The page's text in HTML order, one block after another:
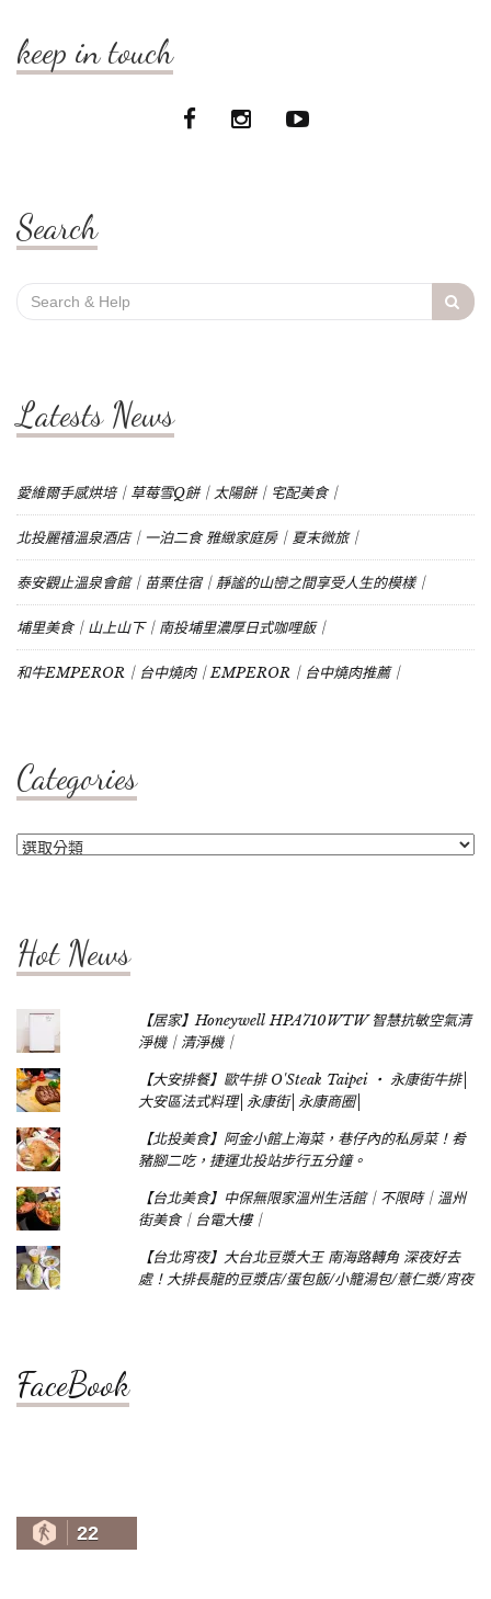
keep in touch
Search
Search
for:
Latests News
愛維爾手感烘培｜草莓雪Q餅｜太陽餅｜宅配美食｜
北投麗禧溫泉酒店｜一泊二食 雅緻家庭房｜夏末微旅｜
泰安觀止溫泉會館｜苗栗住宿｜靜謐的山巒之間享受人生的模樣｜
埔里美食｜山上山下｜南投埔里濃厚日式咖哩飯｜
和牛EMPEROR｜台中燒肉｜EMPEROR｜台中燒肉推薦｜
Categories
Categories
Hot News
【居家】Honeywell HPA710WTW 智慧抗敏空氣清
淨機｜清淨機｜
【大安排餐】歐牛排 O'Steak Taipei ‧ 永康街牛排│
大安區法式料理│永康街│永康商圈│
【北投美食】阿金小館上海菜，巷仔內的私房菜！肴
豬腳二吃，捷運北投站步行五分鐘。
【台北美食】中保無限家溫州生活館｜不限時｜溫州
街美食｜台電大樓｜
【台北宵夜】大台北豆漿大王 南海路轉角 深夜好去
處！大排長龍的豆漿店/蛋包飯/小籠湯包/薏仁漿/宵夜
FaceBook
22